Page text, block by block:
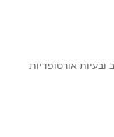
ובעיות אורטופדיות